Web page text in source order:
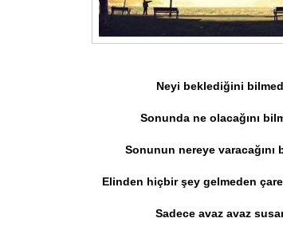
Neyi beklediğini
Sonunda ne olacağını
Sonunun nereye varacağını
Elinden hiçbir şey gelmeden
Sadece avaz avaz